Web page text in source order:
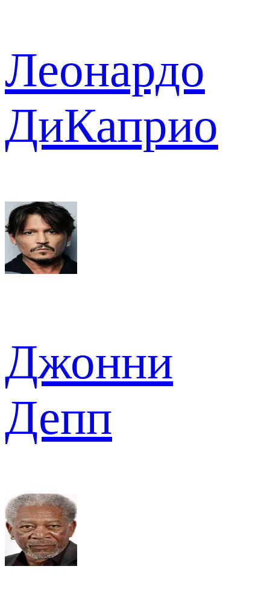
Леонардо
ДиКаприо
Джонни
Депп